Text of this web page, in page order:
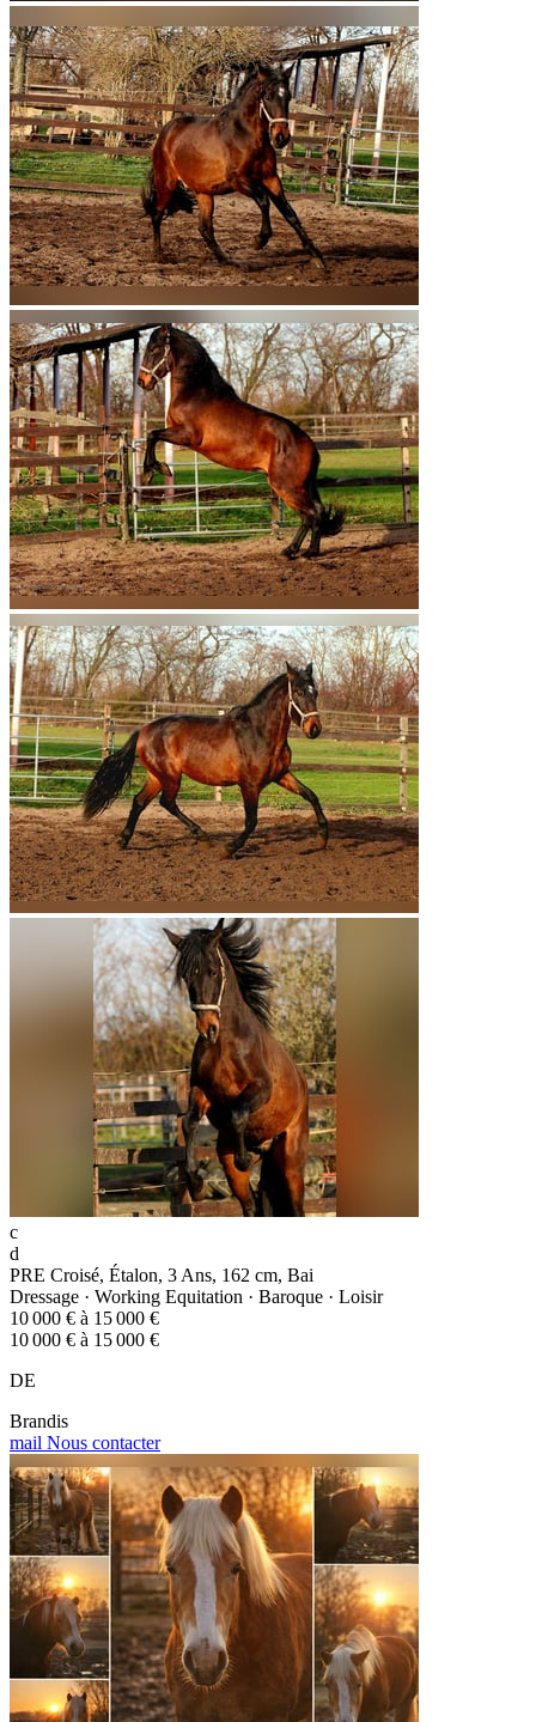
c
d
PRE Croisé, Étalon, 3 Ans, 162 cm, Bai
Dressage · Working Equitation · Baroque · Loisir
10 000 € à 15 000 €
10 000 € à 15 000 €
DE
Brandis
mail Nous contacter